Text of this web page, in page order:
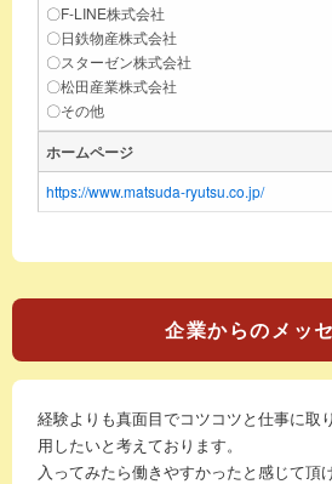
〇F-LINE株式会社
〇日鉄物産株式会社
〇スターゼン株式会社
〇松田産業株式会社
〇その他
ホームページ
https://www.matsuda-ryutsu.co.jp/
企業からのメッ
経験よりも真面目でコツコツと仕事に取
用したいと考えております。
入ってみたら働きやすかったと感じて頂